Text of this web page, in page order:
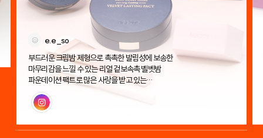
e.e_so
부드러운 크림밤 제형으로 촉촉한 발림성에 보송한
마무리감을 느낄 수 있는 리얼 겉보속촉 벨벳밤
파운데이션 팩트로 많은 사랑을 받고 있는
에이지투웨니스 벨벳 래스팅 팩트!
인스타그램